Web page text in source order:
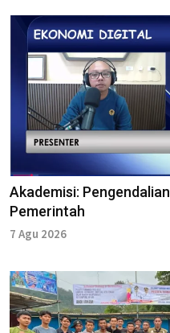
Akademisi:
Pemerintah
7 Agu 2026